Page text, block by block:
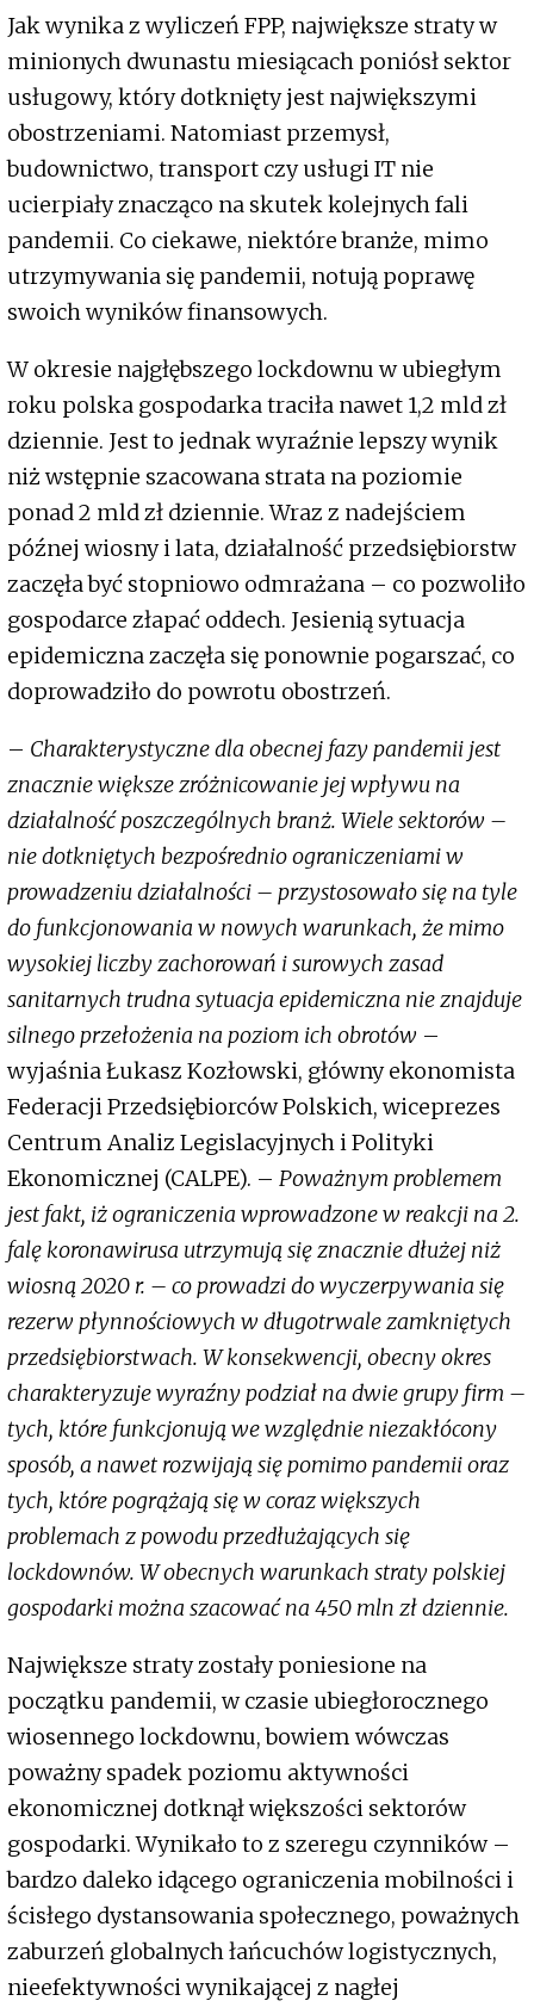
Jak wynika z wyliczeń FPP, największe straty w
minionych dwunastu miesiącach poniósł sektor
usługowy, który dotknięty jest największymi
obostrzeniami. Natomiast przemysł,
budownictwo, transport czy usługi IT nie
ucierpiały znacząco na skutek kolejnych fali
pandemii. Co ciekawe, niektóre branże, mimo
utrzymywania się pandemii, notują poprawę
swoich wyników finansowych.
W okresie najgłębszego lockdownu w ubiegłym
roku polska gospodarka traciła nawet 1,2 mld zł
dziennie. Jest to jednak wyraźnie lepszy wynik
niż wstępnie szacowana strata na poziomie
ponad 2 mld zł dziennie. Wraz z nadejściem
późnej wiosny i lata, działalność przedsiębiorstw
zaczęła być stopniowo odmrażana – co pozwoliło
gospodarce złapać oddech. Jesienią sytuacja
epidemiczna zaczęła się ponownie pogarszać, co
doprowadziło do powrotu obostrzeń.
– Charakterystyczne dla obecnej fazy pandemii jest
znacznie większe zróżnicowanie jej wpływu na
działalność poszczególnych branż. Wiele sektorów –
nie dotkniętych bezpośrednio ograniczeniami w
prowadzeniu działalności – przystosowało się na tyle
do funkcjonowania w nowych warunkach, że mimo
wysokiej liczby zachorowań i surowych zasad
sanitarnych trudna sytuacja epidemiczna nie znajduje
silnego przełożenia na poziom ich obrotów –
wyjaśnia Łukasz Kozłowski, główny ekonomista
Federacji Przedsiębiorców Polskich, wiceprezes
Centrum Analiz Legislacyjnych i Polityki
Ekonomicznej (CALPE). – Poważnym problemem
jest fakt, iż ograniczenia wprowadzone w reakcji na 2.
falę koronawirusa utrzymują się znacznie dłużej niż
wiosną 2020 r. – co prowadzi do wyczerpywania się
rezerw płynnościowych w długotrwale zamkniętych
przedsiębiorstwach. W konsekwencji, obecny okres
charakteryzuje wyraźny podział na dwie grupy firm –
tych, które funkcjonują we względnie niezakłócony
sposób, a nawet rozwijają się pomimo pandemii oraz
tych, które pogrążają się w coraz większych
problemach z powodu przedłużających się
lockdownów. W obecnych warunkach straty polskiej
gospodarki można szacować na 450 mln zł dziennie.
Największe straty zostały poniesione na
początku pandemii, w czasie ubiegłorocznego
wiosennego lockdownu, bowiem wówczas
poważny spadek poziomu aktywności
ekonomicznej dotknął większości sektorów
gospodarki. Wynikało to z szeregu czynników –
bardzo daleko idącego ograniczenia mobilności i
ścisłego dystansowania społecznego, poważnych
zaburzeń globalnych łańcuchów logistycznych,
nieefektywności wynikającej z nagłej